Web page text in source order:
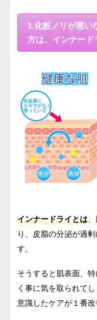
1.化粧ノリが悪い
方は、インナード
インナードライとは
り、皮脂の分泌が過
す。
そうすると肌表面、
く事に気を取られてし
意識したケアが１番改